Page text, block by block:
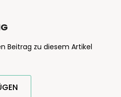
Beitrag zu diesem Artikel